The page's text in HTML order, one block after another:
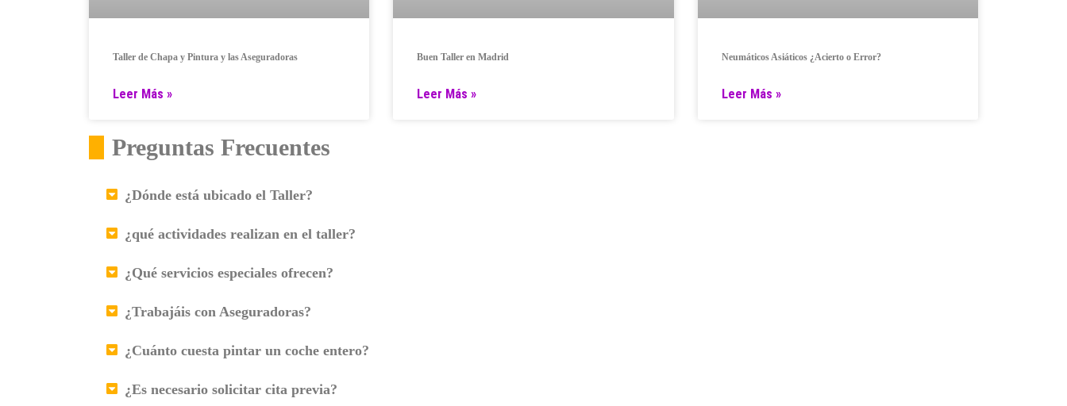
Taller de Chapa y Pintura y las Aseguradoras
Leer Más »
Buen Taller en Madrid
Leer Más »
Neumáticos Asiáticos ¿Acierto o Error?
Leer Más »
Preguntas Frecuentes
¿Dónde está ubicado el Taller?
¿qué actividades realizan en el taller?
¿Qué servicios especiales ofrecen?
¿Trabajáis con Aseguradoras?
¿Cuánto cuesta pintar un coche entero?
¿Es necesario solicitar cita previa?